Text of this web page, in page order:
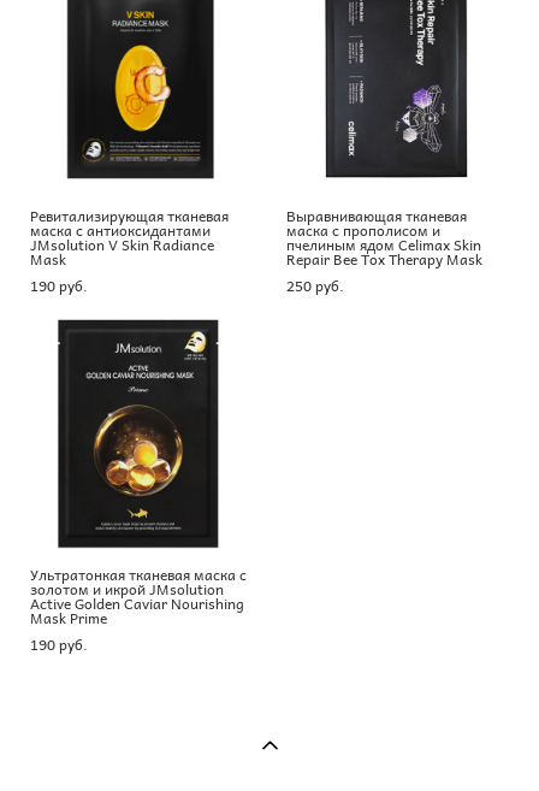
Ревитализирующая тканевая
маска с антиоксидантами
JMsolution V Skin Radiance
Mask
190 pуб.
Выравнивающая тканевая
маска с прополисом и
пчелиным ядом Celimax Skin
Repair Bee Tox Therapy Mask
250 pуб.
Ультратонкая тканевая маска с
золотом и икрой JMsolution
Active Golden Caviar Nourishing
Mask Prime
190 pуб.